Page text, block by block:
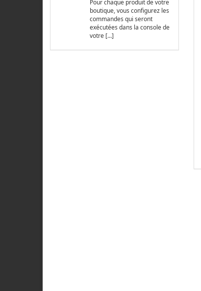
Pour chaque produit de votre
boutique, vous configurez les
commandes qui seront
exécutées dans la console de
votre […]